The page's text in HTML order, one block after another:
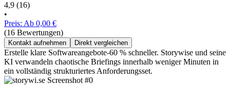
4,9 (16)
•
Preis: Ab 0,00 €
(16 Bewertungen)
Kontakt aufnehmen Direkt vergleichen
Erstelle klare Softwareangebote-60 % schneller. Storywise und seine
KI verwandeln chaotische Briefings innerhalb weniger Minuten in
ein vollständig strukturiertes Anforderungsset.